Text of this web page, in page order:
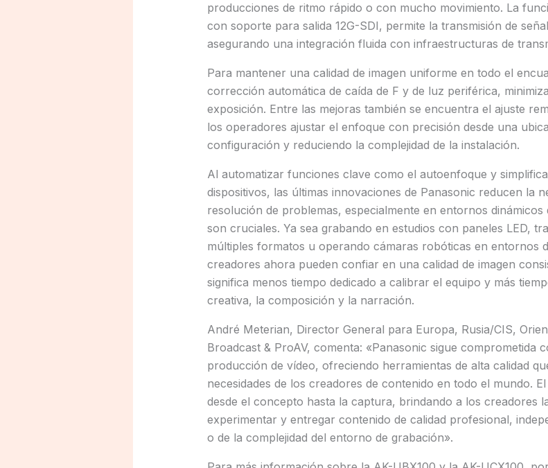
producciones de ritmo rápido o con mucho movimiento. La
con soporte para salida 12G-SDI, permite la transmisión de
asegurando una integración fluida con infraestructuras de
Para mantener una calidad de imagen uniforme en todo el
corrección automática de caída de F y de luz periférica,
exposición. Entre las mejoras también se encuentra el ajuste
los operadores ajustar el enfoque con precisión desde una
configuración y reduciendo la complejidad de la instalación.
Al automatizar funciones clave como el autoenfoque y
dispositivos, las últimas innovaciones de Panasonic reducen la
resolución de problemas, especialmente en entornos
son cruciales. Ya sea grabando en estudios con paneles LED,
múltiples formatos u operando cámaras robóticas en entornos
creadores ahora pueden confiar en una calidad de imagen
significa menos tiempo dedicado a calibrar el equipo y más
creativa, la composición y la narración.
André Meterian, Director General para Europa, Rusia/CIS,
Broadcast & ProAV, comenta: «Panasonic sigue comprometida
producción de vídeo, ofreciendo herramientas de alta calidad
necesidades de los creadores de contenido en todo el mundo.
desde el concepto hasta la captura, brindando a los creadores
experimentar y entregar contenido de calidad profesional,
o de la complejidad del entorno de grabación».